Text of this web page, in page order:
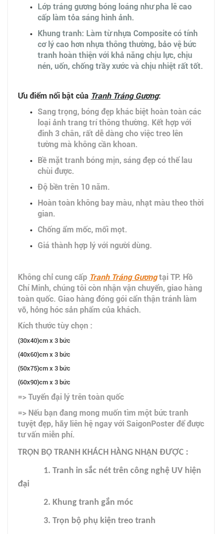
Lớp tráng gương bóng loáng như pha lê cao
cấp làm tỏa sáng hình ảnh.
Khung tranh: Làm từ nhựa Composite có tính
cơ lý cao hơn nhựa thông thường, bảo vệ bức
tranh hoàn thiện với khả năng chịu lực, chịu
nén, uốn, chống trầy xước và chịu nhiệt rất tốt.
Ưu điểm nổi bật của Tranh Tráng Gương:
Sang trọng, bóng đẹp khác biệt hoàn toàn các
loại ảnh trang trí thông thường. Kết hợp với
đinh 3 chân, rất dễ dàng cho việc treo lên
tường mà không cần khoan.
Bề mặt tranh bóng mịn, sáng đẹp có thể lau
chùi được.
Độ bền trên 10 năm.
Hoàn toàn không bay màu, nhạt màu theo thời
gian.
Chống ẩm mốc, mối mọt.
Giá thành hợp lý với người dùng.
Không chỉ cung cấp Tranh Tráng Gương tại TP. Hồ
Chí Minh, chúng tôi còn nhận vận chuyển, giao hàng
toàn quốc. Giao hàng đóng gói cẩn thận tránh làm
vỡ, hỏng hóc sản phẩm của khách.
Kích thước tùy chọn :
(30x40)cm x 3 bức
(40x60)cm x 3 bức
(50x75)cm x 3 bức
(60x90)cm x 3 bức
=> Tuyển đại lý trên toàn quốc
=> Nếu bạn đang mong muốn tìm một bức tranh
tuyệt đẹp, hãy liên hệ ngay với SaigonPoster để được
tư vấn miễn phí.
TRỌN BỘ TRANH KHÁCH HÀNG NHẬN ĐƯỢC :
1. Tranh in sắc nét trên công nghệ UV hiện
đại
2. Khung tranh gắn móc
3. Trọn bộ phụ kiện treo tranh